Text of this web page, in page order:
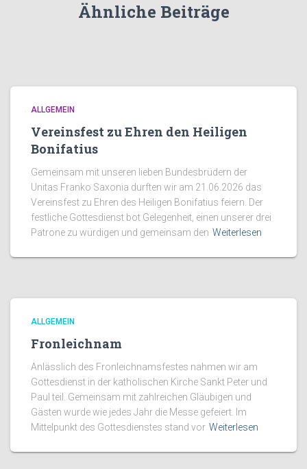
Ähnliche Beiträge
ALLGEMEIN
Vereinsfest zu Ehren den Heiligen
Bonifatius
Gemeinsam mit unseren lieben Bundesbrüdern der
Unitas Franko Saxonia durften wir am 21.06.2026 das
Vereinsfest zu Ehren des Heiligen Bonifatius feiern. Der
festliche Gottesdienst bot Gelegenheit, einen unserer drei
Patrone zu würdigen und gemeinsam den Weiterlesen
ALLGEMEIN
Fronleichnam
Anlässlich des Fronleichnamsfestes nahmen wir am
Gottesdienst in der katholischen Kirche Sankt Peter und
Paul teil. Gemeinsam mit zahlreichen Gläubigen und
Gästen wurde wie jedes Jahr die Messe gefeiert. Im
Mittelpunkt des Gottesdienstes stand vor Weiterlesen